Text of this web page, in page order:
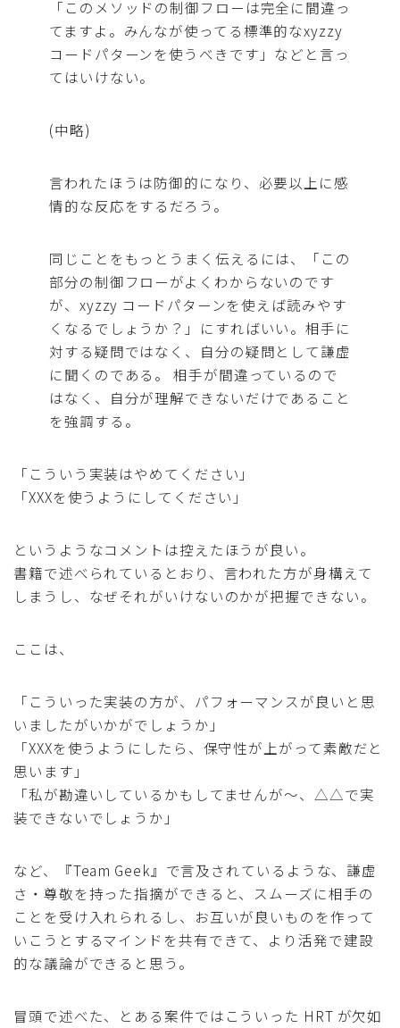
「このメソッドの制御フローは完全に間違っ
てますよ。みんなが使ってる標準的なxyzzy
コードパターンを使うべきです」などと言っ
てはいけない。
(中略)
言われたほうは防御的になり、必要以上に感
情的な反応をするだろう。
同じことをもっとうまく伝えるには、「この
部分の制御フローがよくわからないのです
が、xyzzy コードパターンを使えば読みやす
くなるでしょうか？」にすればいい。相手に
対する疑問ではなく、自分の疑問として謙虚
に聞くのである。 相手が間違っているので
はなく、自分が理解できないだけであること
を強調する。
「こういう実装はやめてください」
「XXXを使うようにしてください」
というようなコメントは控えたほうが良い。
書籍で述べられているとおり、言われた方が身構えて
しまうし、なぜそれがいけないのかが把握できない。
ここは、
「こういった実装の方が、パフォーマンスが良いと思
いましたがいかがでしょうか」
「XXXを使うようにしたら、保守性が上がって素敵だと
思います」
「私が勘違いしているかもしてませんが〜、△△で実
装できないでしょうか」
など、『Team Geek』で言及されているような、謙虚
さ・尊敬を持った指摘ができると、スムーズに相手の
ことを受け入れられるし、お互いが良いものを作って
いこうとするマインドを共有できて、より活発で建設
的な議論ができると思う。
冒頭で述べた、とある案件ではこういった HRT が欠如